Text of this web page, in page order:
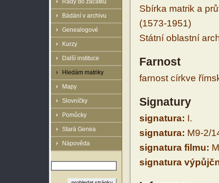
Rady do začátku
Bádání v archivu
Genealogové
Kurzy
Další instituce
Hledám matriky
Mapy
Slovníčky
Pomůcky
Stará Genea
Nápověda
Sbírka matrik a
(1573-1951)
Státní oblastní
Farnost
farnost církve
Signatury
signatura: I.
signatura: M9-2/
signatura filmu:
signatura